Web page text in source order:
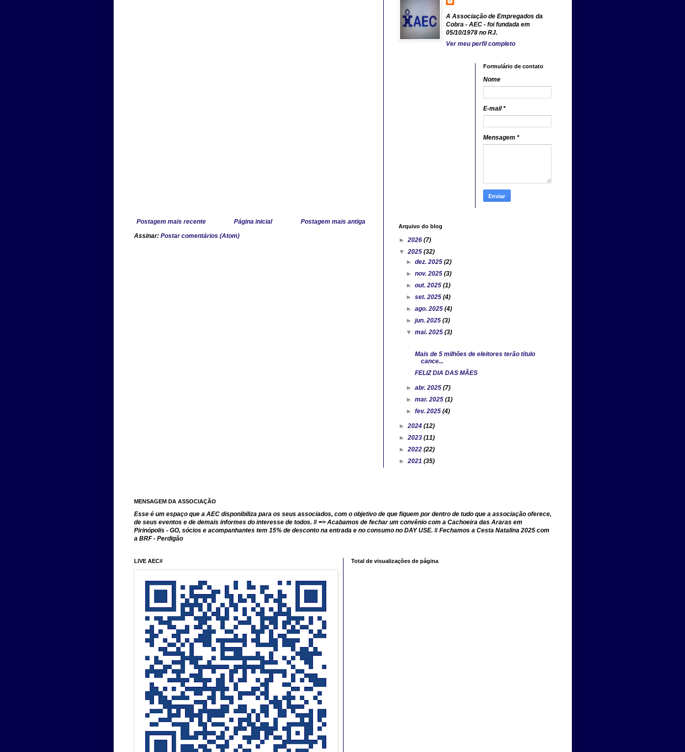
Postagem mais recente Postagem mais antiga
Página inicial
Assinar: Postar comentários (Atom)
A Associação de Empregados da
Cobra - AEC - foi fundada em
05/10/1978 no RJ.
Ver meu perfil completo
Formulário de contato
Nome
E-mail*
Mensagem *
Arquivo do blog
► 2026 (7)
▼ 2025 (32)
► dez. 2025 (2)
► nov. 2025 (3)
► out. 2025 (1)
► set. 2025 (4)
► ago. 2025 (4)
► jun. 2025 (3)
▼ mai. 2025 (3)
Mais de 5 milhões de eleitores terão título
cance...
FELIZ DIA DAS MÃES
► abr. 2025 (7)
► mar. 2025 (1)
► fev. 2025 (4)
► 2024 (12)
► 2023 (11)
► 2022 (22)
► 2021 (35)
MENSAGEM DA ASSOCIAÇÃO
Esse é um espaço que a AEC disponibiliza para os seus associados, com o objetivo de que fiquem por dentro de tudo que a associação oferece,
de seus eventos e de demais informes do interesse de todos. # => Acabamos de fechar um convênio com a Cachoeira das Araras em
Pirinópolis - GO, sócios e acompanhantes tem 15% de desconto na entrada e no consumo no DAY USE. # Fechamos a Cesta Natalina 2025 com
a BRF - Perdigão
LIVE AEC# Total de visualizações de página